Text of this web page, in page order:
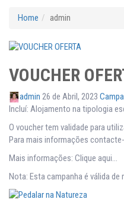
Home admin
VOUCHER
admin 26 de Abril, 2023
Incluí: Alojamento na tipologia
O voucher tem validade para
Para mais informações
Mais informações: Clique aqui…
Nota: Esta campanha é válida de